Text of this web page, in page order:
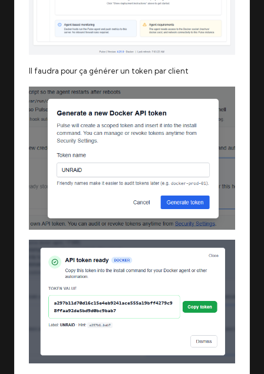
Il faudra pour ça générer un token par client